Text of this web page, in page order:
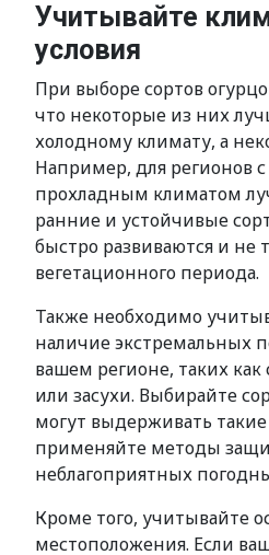
Учитывайте
условия
При выборе сортов
что некоторые из них
холодному климату, а
Например, для регионов
прохладным климатом
ранние и устойчивые
быстро развиваются и не
вегетационного периода.
Также необходимо
наличие экстремальных
вашем регионе, таких
или засухи. Выбирайте
могут выдерживать
применяйте методы
неблагоприятных
Кроме того, учитывайте
местоположения. Если